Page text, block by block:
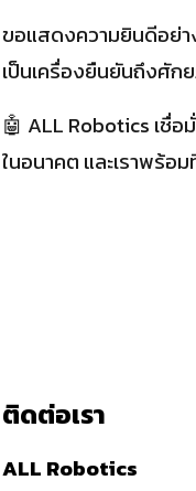
ขอแสดงความยินดีอย่า
เป็นเครื่องยืนยันถึงศัก
🤖 ALL Robotics เชื่
ในอนาคต และเราพร้
ติดต่อเรา
ALL Robotics